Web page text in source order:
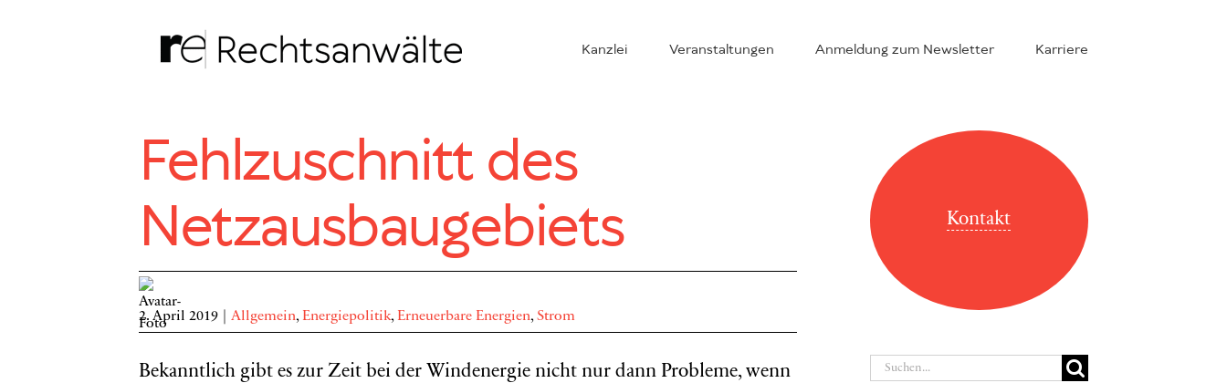
Kanzlei Veranstaltungen Anmeldung zum Newsletter Karriere
Fehlzuschnitt des
Netzausbaugebiets
2. April 2019 Allgemein, Energiepolitik, Erneuerbare Energien, Strom
Bekanntlich gibt es zur Zeit bei der Windenergie nicht nur dann Probleme, wenn
Kontakt
Suche